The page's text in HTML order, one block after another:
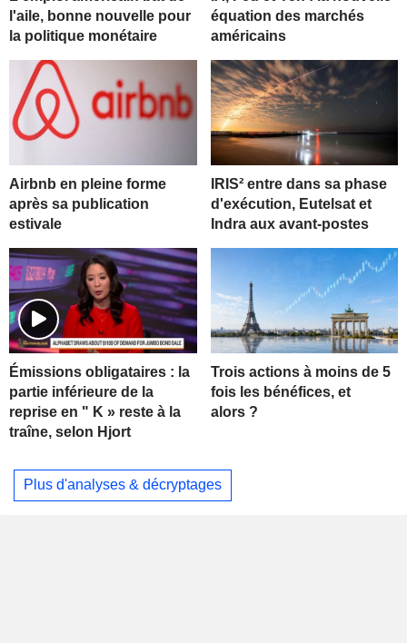
l'aile, bonne nouvelle pour
la politique monétaire
équation des marchés
américains
Airbnb en pleine forme
après sa publication
estivale
IRIS² entre dans sa phase
d'exécution, Eutelsat et
Indra aux avant-postes
Émissions obligataires : la
partie inférieure de la
reprise en " K » reste à la
traîne, selon Hjort
Trois actions à moins de 5
fois les bénéfices, et
alors ?
Plus d'analyses & décryptages